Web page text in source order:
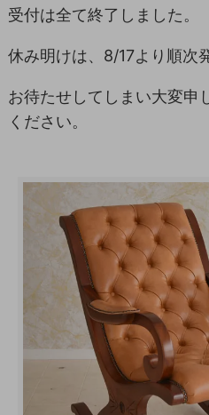
受付は全て終了しました。
休み明けは、8/17より順次
お待たせしてしまい大変申
ください。